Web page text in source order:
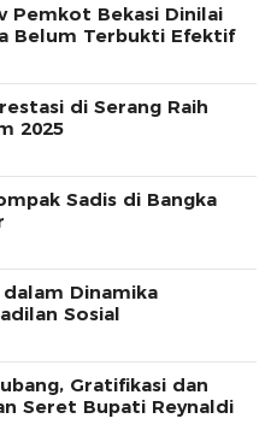
Pemkot Bekasi Dinilai
Belum Terbukti Efektif
di Serang Raih
2025
Sadis di Bangka
Dinamika
Sosial
Gratifikasi dan
Seret Bupati Reynaldi